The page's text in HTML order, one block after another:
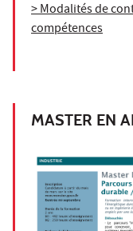
> Modalités de
compétences
MASTER EN